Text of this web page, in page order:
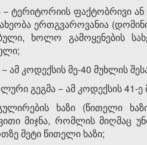
− ტერიტორიის
სახეობა ერთგვაროვანია
ხოლო გამოყენების
− ამ კოდექსის მე-40 მუხლის
გეგმა − ამ კოდექსის
ხაზი (წითელი
მიჯნა, რომლის მიღმაც
მეტი წითელი ხაზი;